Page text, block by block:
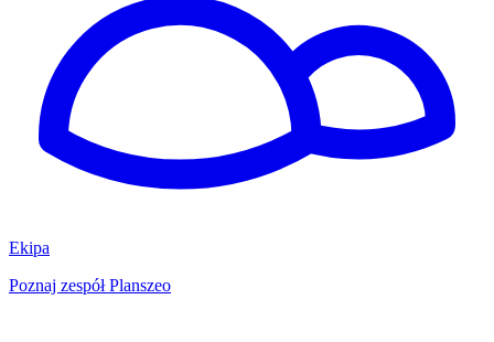
Ekipa
Poznaj zespół Planszeo